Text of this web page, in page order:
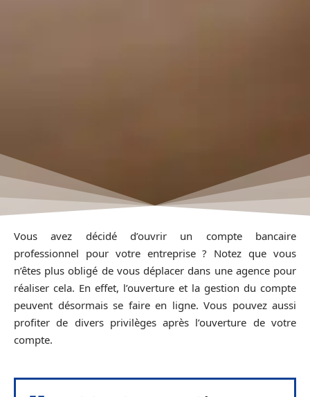
Vous avez décidé d’ouvrir un compte bancaire
professionnel pour votre entreprise ? Notez que vous
n’êtes plus obligé de vous déplacer dans une agence pour
réaliser cela. En effet, l’ouverture et la gestion du compte
peuvent désormais se faire en ligne. Vous pouvez aussi
profiter de divers privilèges après l’ouverture de votre
compte.